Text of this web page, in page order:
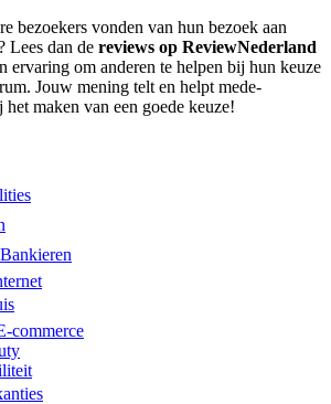
bezoekers vonden van hun bezoek aan
Lees dan de reviews op ReviewNederland
ervaring om anderen te helpen bij hun keuze
Jouw mening telt en helpt mede-
maken van een goede keuze!
commerce